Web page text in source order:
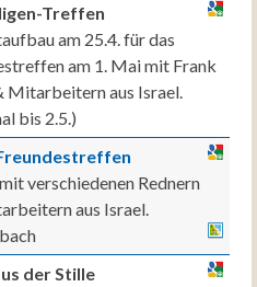
Treffen
am 25.4. für das
am 1. Mai mit Frank
Mitarbeitern aus Israel.
bis 2.5.)
verschiedenen Rednern
aus Israel.
der Stille